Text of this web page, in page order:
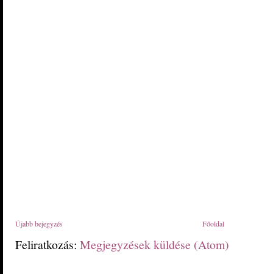
Újabb bejegyzés Főoldal
Feliratkozás: Megjegyzések küldése (Atom)